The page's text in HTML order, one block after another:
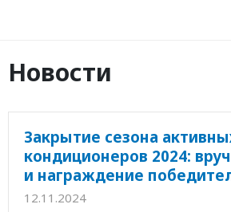
Новости
Закрытие сезона
кондиционеров 2024:
и награждение
12.11.2024